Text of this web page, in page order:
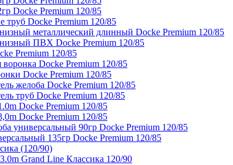
Docke Premium 120/85
труб Docke Premium 120/85
металлический длинный Docke Premium 120/85
ПВХ Docke Premium 120/85
Premium 120/85
Docke Premium 120/85
Docke Premium 120/85
желоба Docke Premium 120/85
труб Docke Premium 120/85
Docke Premium 120/85
Docke Premium 120/85
универсальный 90гр Docke Premium 120/85
135гр Docke Premium 120/85
(120/90)
Grand Line Классика 120/90